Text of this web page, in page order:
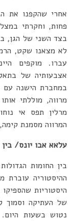
אחרי שהקפנו את
פחות, וחקרתי
בצד השני של הגן,
לא מצאנו שקט,
עברו. מוקפים
אצבעותיה של
במחברת הישנה עם
מרווה, מוללתי
מרלין תפס אי
המרווה מסמנת
עלאא אבו יונס/ בין
בין החומות
ההיסטוריה עוברת
היסטוריות
של העתיקה וסמוך
נטוש בשעות